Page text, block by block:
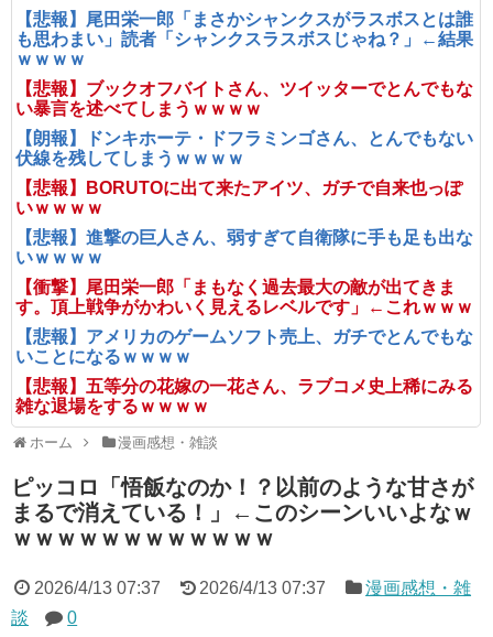
【悲報】尾田栄一郎「まさかシャンクスがラスボスとは誰
も思わまい」読者「シャンクスラスボスじゃね？」←結果
ｗｗｗｗ
【悲報】ブックオフバイトさん、ツイッターでとんでもな
い暴言を述べてしまうｗｗｗｗ
【朗報】ドンキホーテ・ドフラミンゴさん、とんでもない
伏線を残してしまうｗｗｗｗ
【悲報】BORUTOに出て来たアイツ、ガチで自来也っぽ
いｗｗｗｗ
【悲報】進撃の巨人さん、弱すぎて自衛隊に手も足も出な
いｗｗｗｗ
【衝撃】尾田栄一郎「まもなく過去最大の敵が出てきま
す。頂上戦争がかわいく見えるレベルです」←これｗｗｗ
【悲報】アメリカのゲームソフト売上、ガチでとんでもな
いことになるｗｗｗｗ
【悲報】五等分の花嫁の一花さん、ラブコメ史上稀にみる
雑な退場をするｗｗｗｗ
ホーム 漫画感想・雑談
ピッコロ「悟飯なのか！？以前のような甘さが
まるで消えている！」←このシーンいいよなｗ
ｗｗｗｗｗｗｗｗｗｗｗｗ
2026/4/13 07:37 2026/4/13 07:37
漫画感想・雑
談
0